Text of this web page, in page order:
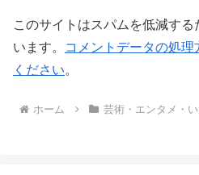
このサイトはスパムを低減す
います。
コメントデータの処
ください。
ホーム 芸術・エンタメ・